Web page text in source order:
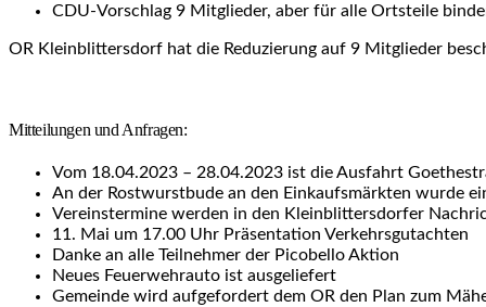
CDU-Vorschlag 9 Mitglieder, aber für alle Ortsteile
OR Kleinblittersdorf hat die Reduzierung auf 9 Mitglieder
Mitteilungen und Anfragen:
Vom 18.04.2023 – 28.04.2023 ist die Ausfahrt
An der Rostwurstbude an den Einkaufsmärkten wurde
Vereinstermine werden in den Kleinblittersdorfer
11. Mai um 17.00 Uhr Präsentation Verkehrsgutachten
Danke an alle Teilnehmer der Picobello Aktion
Neues Feuerwehrauto ist ausgeliefert
Gemeinde wird aufgefordert dem OR den Plan zum